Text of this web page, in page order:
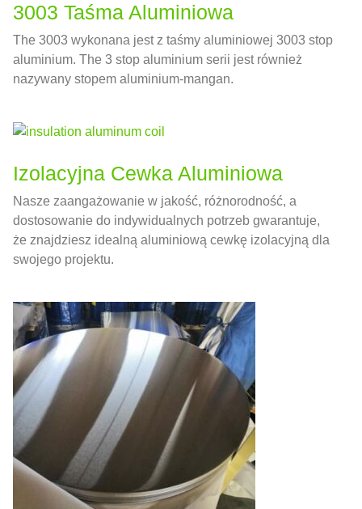
3003 Taśma Aluminiowa
The 3003 wykonana jest z taśmy aluminiowej 3003 stop
aluminium. The 3 stop aluminium serii jest również
nazywany stopem aluminium-mangan.
Izolacyjna Cewka Aluminiowa
Nasze zaangażowanie w jakość, różnorodność, a
dostosowanie do indywidualnych potrzeb gwarantuje,
że znajdziesz idealną aluminiową cewkę izolacyjną dla
swojego projektu.